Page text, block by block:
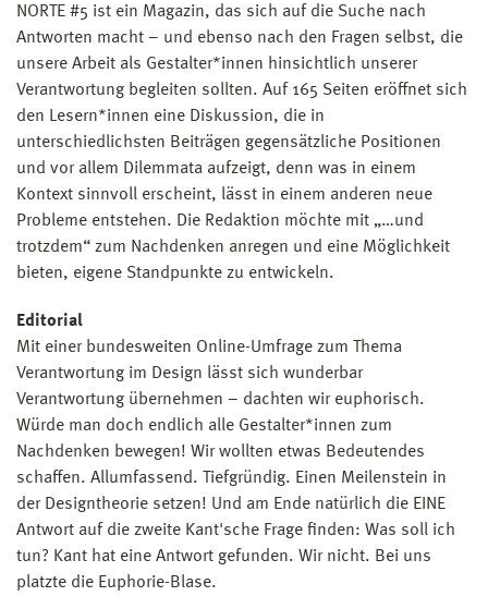
NORTE #5 ist ein Magazin, das sich auf die Suche nach
Antworten macht – und ebenso nach den Fragen selbst, die
unsere Arbeit als Gestalter*innen hinsichtlich unserer
Verantwortung begleiten sollten. Auf 165 Seiten eröffnet sich
den Lesern*innen eine Diskussion, die in
unterschiedlichsten Beiträgen gegensätzliche Positionen
und vor allem Dilemmata aufzeigt, denn was in einem
Kontext sinnvoll erscheint, lässt in einem anderen neue
Probleme entstehen. Die Redaktion möchte mit „…und
trotzdem“ zum Nachdenken anregen und eine Möglichkeit
bieten, eigene Standpunkte zu entwickeln.
Editorial
Mit einer bundesweiten Online-Umfrage zum Thema
Verantwortung im Design lässt sich wunderbar
Verantwortung übernehmen – dachten wir euphorisch.
Würde man doch endlich alle Gestalter*innen zum
Nachdenken bewegen! Wir wollten etwas Bedeutendes
schaffen. Allumfassend. Tiefgründig. Einen Meilenstein in
der Designtheorie setzen! Und am Ende natürlich die EINE
Antwort auf die zweite Kant'sche Frage finden: Was soll ich
tun? Kant hat eine Antwort gefunden. Wir nicht. Bei uns
platzte die Euphorie-Blase.